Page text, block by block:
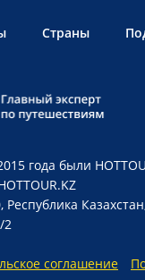
Страны
года были
2
соглашение